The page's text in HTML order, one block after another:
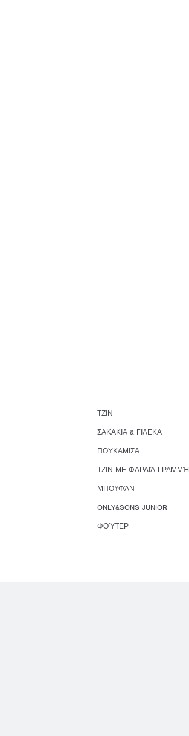
ΤΖΙΝ
ΣΑΚΑΚΙΑ & ΓΙΛΕΚΑ
ΠΟΥΚΑΜΙΣΑ
ΤΖΙΝ ΜΕ ΦΑΡΔΙΆ ΓΡΑΜΜΉ
ΜΠΟΥΦΆΝ
ONLY&SONS JUNIOR
ΦΟΎΤΕΡ